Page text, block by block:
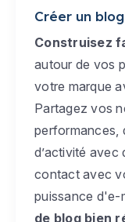
Créer un blog
Construisez
autour de vos
votre marque
Partagez vos
performances,
d’activité avec
contact avec
puissance d'e-
de blog bien